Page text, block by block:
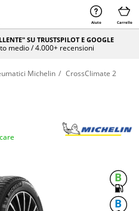
Aiuto Carrello
SU TRUSTSPILOT E GOOGLE
medio / 4.000+ recensioni
Michelin
CrossClimate 2
B
B